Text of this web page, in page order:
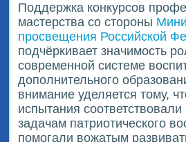
Поддержка конкурсов
мастерства со стороны
просвещения Российской
подчёркивает значимость
современной системе
дополнительного
внимание уделяется тому,
испытания
задачам патриотического
помогали вожатым